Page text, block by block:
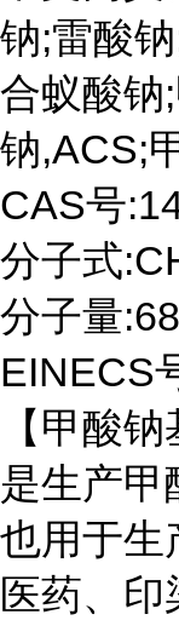
钠;雷酸
合蚁酸钠
钠,ACS;
CAS号
分子式
分子量
EINECS
【甲酸钠
是生产甲
也用于生
医药、